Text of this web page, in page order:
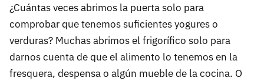
¿Cuántas veces abrimos la puerta solo para
comprobar que tenemos suficientes yogures o
verduras? Muchas abrimos el frigorífico solo para
darnos cuenta de que el alimento lo tenemos en la
fresquera, despensa o algún mueble de la cocina. O